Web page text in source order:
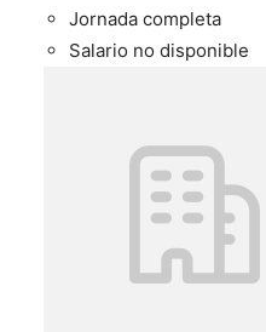
Jornada completa
Salario no disponible